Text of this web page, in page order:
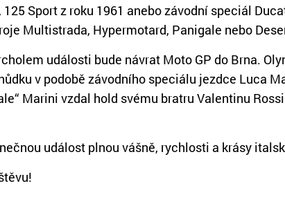
125 Sport z roku 1961 anebo závodní speciál
Multistrada, Hypermotard, Panigale nebo
události bude návrat Moto GP do Brna.
v podobě závodního speciálu jezdce Luca
Marini vzdal hold svému bratru Valentinu
událost plnou vášně, rychlosti a krásy